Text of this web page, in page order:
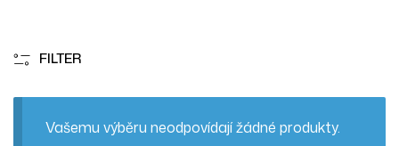
FILTER
Vašemu výběru neodpovídají žádné produkty.